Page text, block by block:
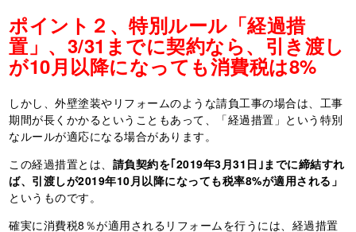
ポイント２、特別ルール「経過措
置」、 3/31 までに契約なら、引き渡し
が10月以降になっても消費税は8%
しかし、外壁塗装やリフォームのような請負工事の場合は、工事
期間が長くかかるということもあって、「経過措置」という特別
なルールが適応になる場合があります。
この経過措置とは、 請負契約を｢2019年3月31 日｣までに締結すれ
ば、引渡しが2019年10月以降になっても税率8%が適用される」
というものです。
確実に消費税8 ％が適用されるリフォームを行うには、経過措置